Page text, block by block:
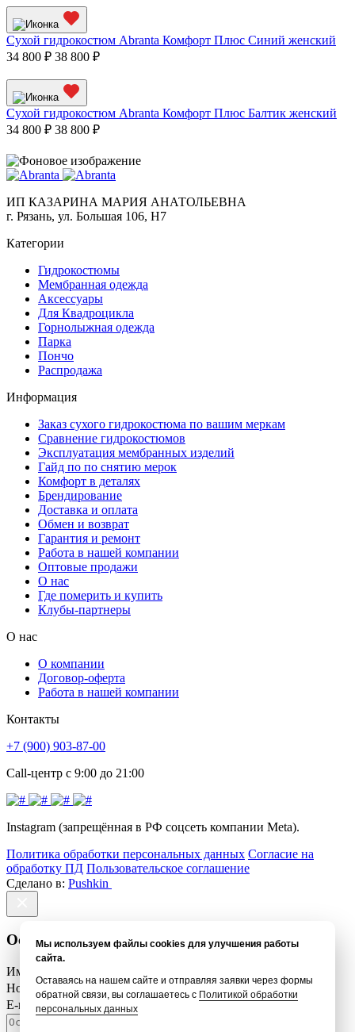
Сухой гидрокостюм Abranta Комфорт Плюс Синий женский
34 800 ₽ 38 800 ₽
Сухой гидрокостюм Abranta Комфорт Плюс Балтик женский
34 800 ₽ 38 800 ₽
Мы используем файлы cookies для улучшения работы
сайта.
Оставаясь на нашем сайте и отправляя заявки через формы
обратной связи, вы соглашаетесь с Политикой обработки
персональных данных
ИП КАЗАРИНА МАРИЯ АНАТОЛЬЕВНА
г. Рязань, ул. Большая 106, Н7
Категории
Гидрокостюмы
Мембранная одежда
Аксесcуары
Для Квадроцикла
Горнолыжная одежда
Парка
Пончо
Распродажа
Информация
Заказ сухого гидрокостюма по вашим меркам
Сравнение гидрокостюмов
Эксплуатация мембранных изделий
Гайд по по снятию мерок
Комфорт в деталях
Брендирование
Доставка и оплата
Обмен и возврат
Гарантия и ремонт
Работа в нашей компании
Оптовые продажи
О нас
Где померить и купить
Клубы-партнеры
О нас
О компании
Договор-оферта
Работа в нашей компании
Контакты
+7 (900) 903-87-00
Call-центр с 9:00 до 21:00
Instagram (запрещённая в РФ соцсеть компании Meta).
Политика обработки персональных данных Согласие на
обработку ПД Пользовательское соглашение
Сделано в: Pushkin
Оставить отзыв
Имя *
Номер телефона *
E-mail *